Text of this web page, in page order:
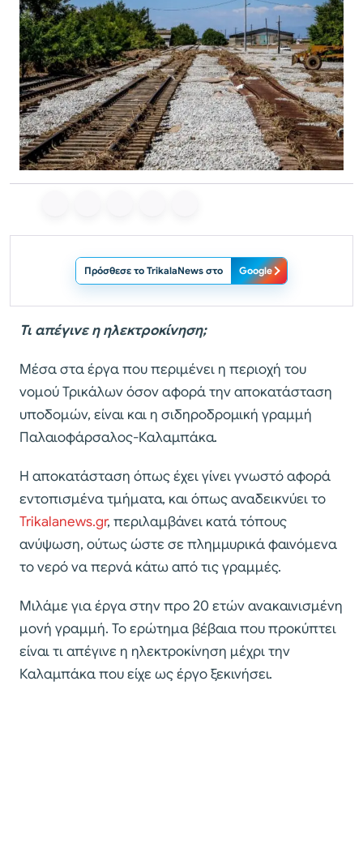
Πρόσθεσε το TrikalaNews στο Google
Τι απέγινε η ηλεκτροκίνηση;
Μέσα στα έργα που περιμένει η περιοχή του
νομού Τρικάλων όσον αφορά την αποκατάσταση
υποδομών, είναι και η σιδηροδρομική γραμμή
Παλαιοφάρσαλος-Καλαμπάκα.
Η αποκατάσταση όπως έχει γίνει γνωστό αφορά
εντοπισμένα τμήματα, και όπως αναδεικνύει το
Trikalanews.gr, περιλαμβάνει κατά τόπους
ανύψωση, ούτως ώστε σε πλημμυρικά φαινόμενα
το νερό να περνά κάτω από τις γραμμές.
Μιλάμε για έργα στην προ 20 ετών ανακαινισμένη
μονή γραμμή. Το ερώτημα βέβαια που προκύπτει
είναι τι απέγινε η ηλεκτροκίνηση μέχρι την
Καλαμπάκα που είχε ως έργο ξεκινήσει.